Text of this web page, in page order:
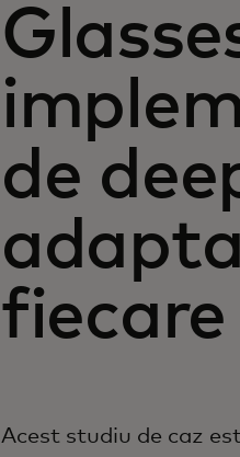
de
Acest studiu de caz